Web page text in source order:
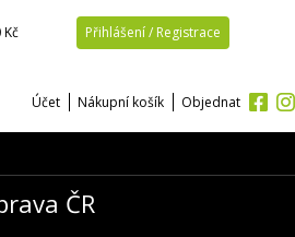
Přihlášení / Registrace
Účet Nákupní košík Objednat
ČR